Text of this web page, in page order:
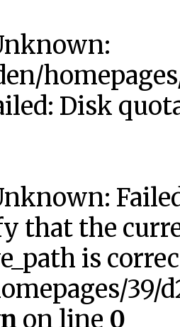
Disk
that the
is
39/
on line 0